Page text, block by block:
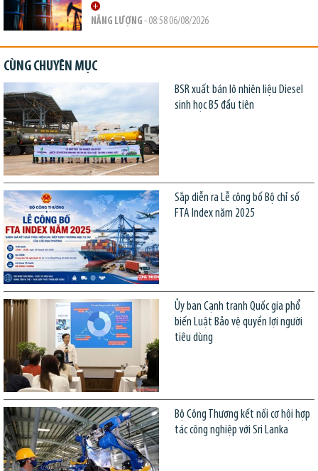
NĂNG LƯỢNG - 08:58 06/08/2026
CÙNG CHUYÊN MỤC
BSR xuất bán lô nhiên liệu Diesel
sinh học B5 đầu tiên
Sắp diễn ra Lễ công bố Bộ chỉ số
FTA Index năm 2025
Ủy ban Cạnh tranh Quốc gia phổ
biến Luật Bảo vệ quyền lợi người
tiêu dùng
Bộ Công Thương kết nối cơ hội hợp
tác công nghiệp với Sri Lanka